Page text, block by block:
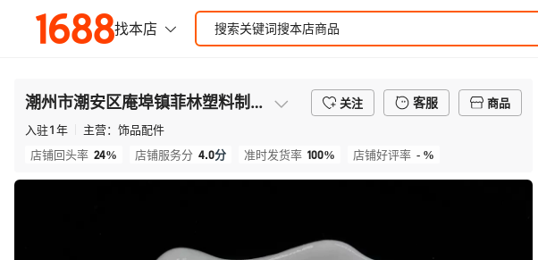
潮州市潮安区庵埠镇菲林塑料制品厂 关注 客服
商品
入驻1年 主营： 饰品配件
店铺回头率 24% 店铺服务分 4.0分 准时发货率 100% 店铺好评率 - %